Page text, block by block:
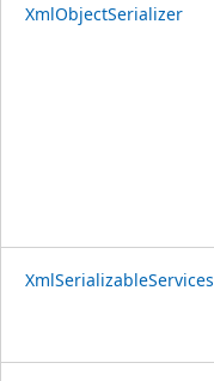
XmlObjectSerializer
XmlSerializableServices